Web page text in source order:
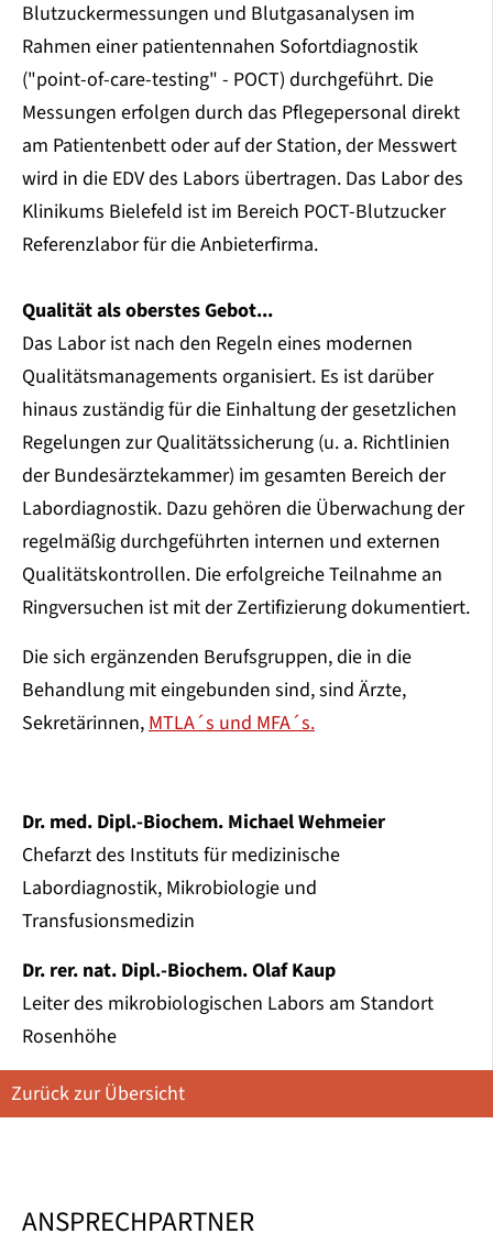
Blutzuckermessungen und Blutgasanalysen im
Rahmen einer patientennahen Sofortdiagnostik
("point-of-care-testing" - POCT) durchgeführt. Die
Messungen erfolgen durch das Pflegepersonal direkt
am Patientenbett oder auf der Station, der Messwert
wird in die EDV des Labors übertragen. Das Labor des
Klinikums Bielefeld ist im Bereich POCT-Blutzucker
Referenzlabor für die Anbieterfirma.
Qualität als oberstes Gebot...
Das Labor ist nach den Regeln eines modernen
Qualitätsmanagements organisiert. Es ist darüber
hinaus zuständig für die Einhaltung der gesetzlichen
Regelungen zur Qualitätssicherung (u. a. Richtlinien
der Bundesärztekammer) im gesamten Bereich der
Labordiagnostik. Dazu gehören die Überwachung der
regelmäßig durchgeführten internen und externen
Qualitätskontrollen. Die erfolgreiche Teilnahme an
Ringversuchen ist mit der Zertifizierung dokumentiert.
Die sich ergänzenden Berufsgruppen, die in die
Behandlung mit eingebunden sind, sind Ärzte,
Sekretärinnen,MTLA´s und MFA´s.
Dr. med. Dipl.-Biochem. Michael Wehmeier
Chefarzt des Instituts für medizinische
Labordiagnostik, Mikrobiologie und
Transfusionsmedizin
Dr. rer. nat. Dipl.-Biochem. Olaf Kaup
Leiter des mikrobiologischen Labors am Standort
Rosenhöhe
Zurück zur Übersicht
ANSPRECHPARTNER